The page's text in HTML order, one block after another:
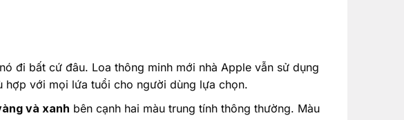
đi bất cứ đâu. Loa thông minh mới nhà Apple vẫn sử dụng
với mọi lứa tuổi cho người dùng lựa chọn.
và xanh bên cạnh hai màu trung tính thông thường. Màu